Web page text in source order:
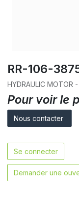
RR-106-
HYDRAULIC MOTOR -
Pour voir le
Nous contacter
Se connecter
Demander une